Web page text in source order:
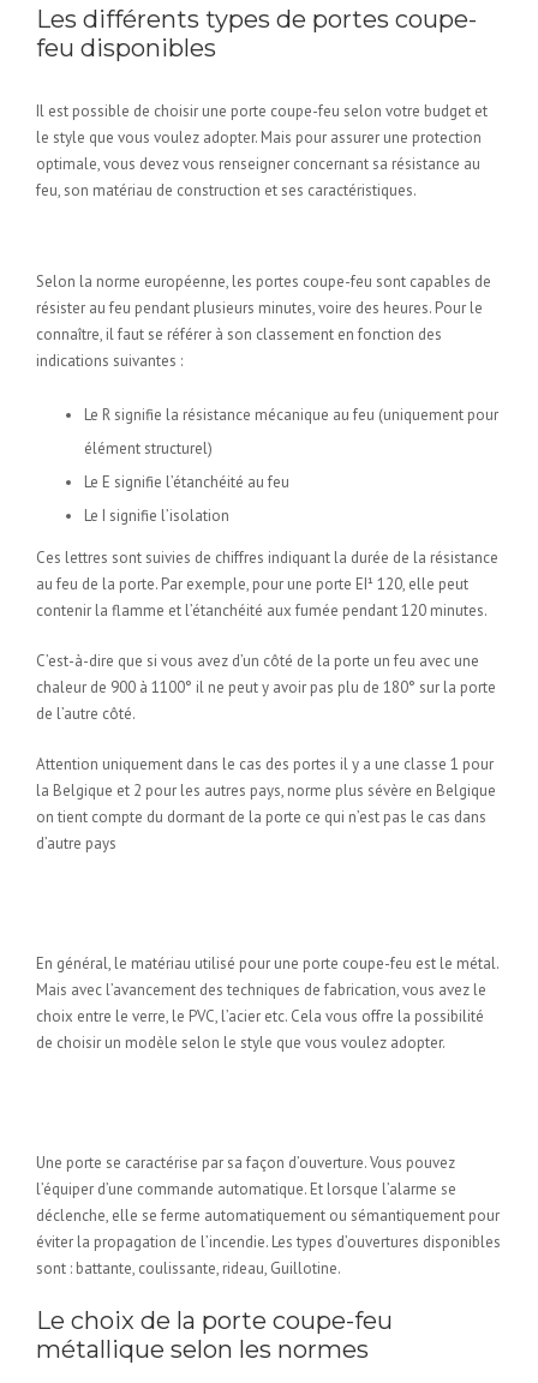
Les différents types de portes coupe-
feu disponibles
Il est possible de choisir une porte coupe-feu selon votre budget et
le style que vous voulez adopter. Mais pour assurer une protection
optimale, vous devez vous renseigner concernant sa résistance au
feu, son matériau de construction et ses caractéristiques.
Selon la norme européenne, les portes coupe-feu sont capables de
résister au feu pendant plusieurs minutes, voire des heures. Pour le
connaître, il faut se référer à son classement en fonction des
indications suivantes :
Le R signifie la résistance mécanique au feu (uniquement pour
élément structurel)
Le E signifie l’étanchéité au feu
Le I signifie l’isolation
Ces lettres sont suivies de chiffres indiquant la durée de la résistance
au feu de la porte. Par exemple, pour une porte EI¹ 120, elle peut
contenir la flamme et l’étanchéité aux fumée pendant 120 minutes.
C’est-à-dire que si vous avez d’un côté de la porte un feu avec une
chaleur de 900 à 1100° il ne peut y avoir pas plu de 180° sur la porte
de l’autre côté.
Attention uniquement dans le cas des portes il y a une classe 1 pour
la Belgique et 2 pour les autres pays, norme plus sévère en Belgique
on tient compte du dormant de la porte ce qui n’est pas le cas dans
d’autre pays
En général, le matériau utilisé pour une porte coupe-feu est le métal.
Mais avec l’avancement des techniques de fabrication, vous avez le
choix entre le verre, le PVC, l’acier etc. Cela vous offre la possibilité
de choisir un modèle selon le style que vous voulez adopter.
Une porte se caractérise par sa façon d’ouverture. Vous pouvez
l’équiper d’une commande automatique. Et lorsque l’alarme se
déclenche, elle se ferme automatiquement ou sémantiquement pour
éviter la propagation de l’incendie. Les types d’ouvertures disponibles
sont : battante, coulissante, rideau, Guillotine.
Le choix de la porte coupe-feu
métallique selon les normes